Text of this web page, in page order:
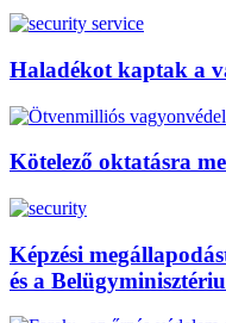
Haladékot kaptak a
Kötelező oktatásra
Képzési
és a